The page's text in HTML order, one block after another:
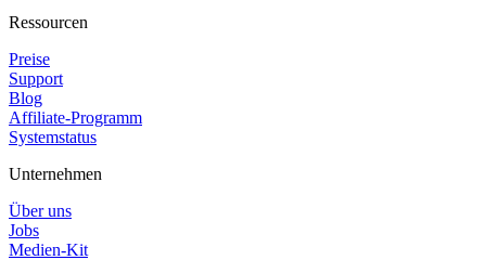
Ressourcen
Preise
Support
Blog
Affiliate-Programm
Systemstatus
Unternehmen
Über uns
Jobs
Medien-Kit